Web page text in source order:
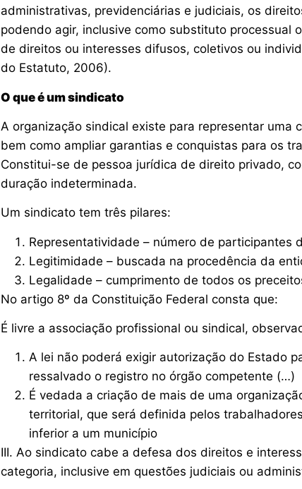
administrativas, previdenciárias e judiciais, os
podendo agir, inclusive como substituto processual
de direitos ou interesses difusos, coletivos ou
do Estatuto, 2006).
O que é um sindicato
A organização sindical existe para representar uma
bem como ampliar garantias e conquistas para os
Constitui-se de pessoa jurídica de direito privado,
duração indeterminada.
Um sindicato tem três pilares:
Representatividade – número de participantes
Legitimidade – buscada na procedência da
Legalidade – cumprimento de todos os
No artigo 8º da Constituição Federal consta que:
É livre a associação profissional ou sindical,
A lei não poderá exigir autorização do Estado
ressalvado o registro no órgão competente (…)
É vedada a criação de mais de uma
territorial, que será definida pelos
inferior a um município
III. Ao sindicato cabe a defesa dos direitos e
categoria, inclusive em questões judiciais ou